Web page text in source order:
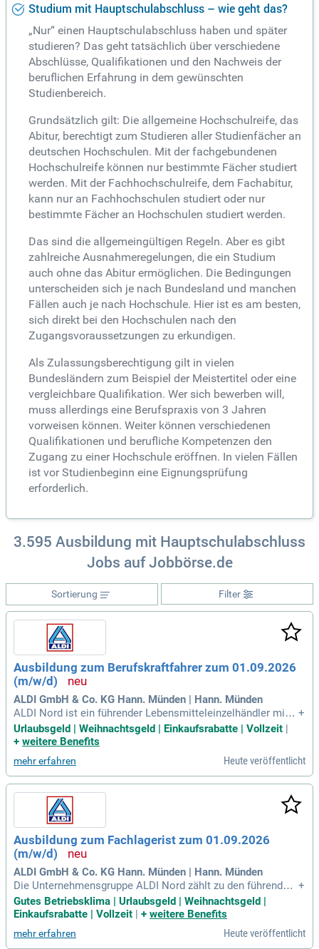
Studium mit Hauptschulabschluss – wie geht das?
„Nur“ einen Hauptschulabschluss haben und später
studieren? Das geht tatsächlich über verschiedene
Abschlüsse, Qualifikationen und den Nachweis der
beruflichen Erfahrung in dem gewünschten
Studienbereich.
Grundsätzlich gilt: Die allgemeine Hochschulreife, das
Abitur, berechtigt zum Studieren aller Studienfächer an
deutschen Hochschulen. Mit der fachgebundenen
Hochschulreife können nur bestimmte Fächer studiert
werden. Mit der Fachhochschulreife, dem Fachabitur,
kann nur an Fachhochschulen studiert oder nur
bestimmte Fächer an Hochschulen studiert werden.
Das sind die allgemeingültigen Regeln. Aber es gibt
zahlreiche Ausnahmeregelungen, die ein Studium
auch ohne das Abitur ermöglichen. Die Bedingungen
unterscheiden sich je nach Bundesland und manchen
Fällen auch je nach Hochschule. Hier ist es am besten,
sich direkt bei den Hochschulen nach den
Zugangsvoraussetzungen zu erkundigen.
Als Zulassungsberechtigung gilt in vielen
Bundesländern zum Beispiel der Meistertitel oder eine
vergleichbare Qualifikation. Wer sich bewerben will,
muss allerdings eine Berufspraxis von 3 Jahren
vorweisen können. Weiter können verschiedenen
Qualifikationen und berufliche Kompetenzen den
Zugang zu einer Hochschule eröffnen. In vielen Fällen
ist vor Studienbeginn eine Eignungsprüfung
erforderlich.
3.595 Ausbildung mit Hauptschulabschluss
Jobs auf Jobbörse.de
Filter
Sortierung
Ausbildung zum Berufskraftfahrer zum 01.09.2026
(m/w/d)
ALDI GmbH & Co. KG Hann. Münden | Hann. Münden
ALDI Nord ist ein führender Lebensmitteleinzelhändler mit ü
ber 110 Jahren Tradition im Discount-Prinzip. Unsere Missio
n sorgt dafür, dass Menschen jederzeit qualitativ hochwerti
n einfaches Einkaufserlebnis, das für Kundinnen und Kunden
unkompliziert gestaltet ist. Täglich engagieren wir uns, um i
nnovative Lösungen zu entwickeln und unser Angebot zu op
timieren. Mit rund 5.500 Filialen in 8 europäischen Ländern
und über 90.000 Mitarbeitenden schreiben wir kontinuierlich
Erfolgsgeschichte. Vertrauen Sie auf ALDI Nord für frische
Produkte und erstklassigen Service!
+
Urlaubsgeld | Weihnachtsgeld | Einkaufsrabatte | Vollzeit |
+ weitere Benefits
mehr erfahren Heute veröffentlicht
Ausbildung zum Fachlagerist zum 01.09.2026
(m/w/d)
ALDI GmbH & Co. KG Hann. Münden | Hann. Münden
Die Unternehmensgruppe ALDI Nord zählt zu den führenden
Lebensmitteleinzelhändlern in Europa und blickt auf über 11
0 Jahre Tradition zurück. ALDI hat das Discount-Prinzip erfu
n Preisen. Unser Ziel ist es, den Kunden überall und jederzei
+
Gutes Betriebsklima | Urlaubsgeld | Weihnachtsgeld |
Einkaufsrabatte | Vollzeit | + weitere Benefits
mehr erfahren Heute veröffentlicht